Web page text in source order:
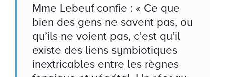
Mme Lebeuf confie : « Ce que
bien des gens ne savent pas, ou
qu’ils ne voient pas, c’est qu’il
existe des liens symbiotiques
inextricables entre les règnes